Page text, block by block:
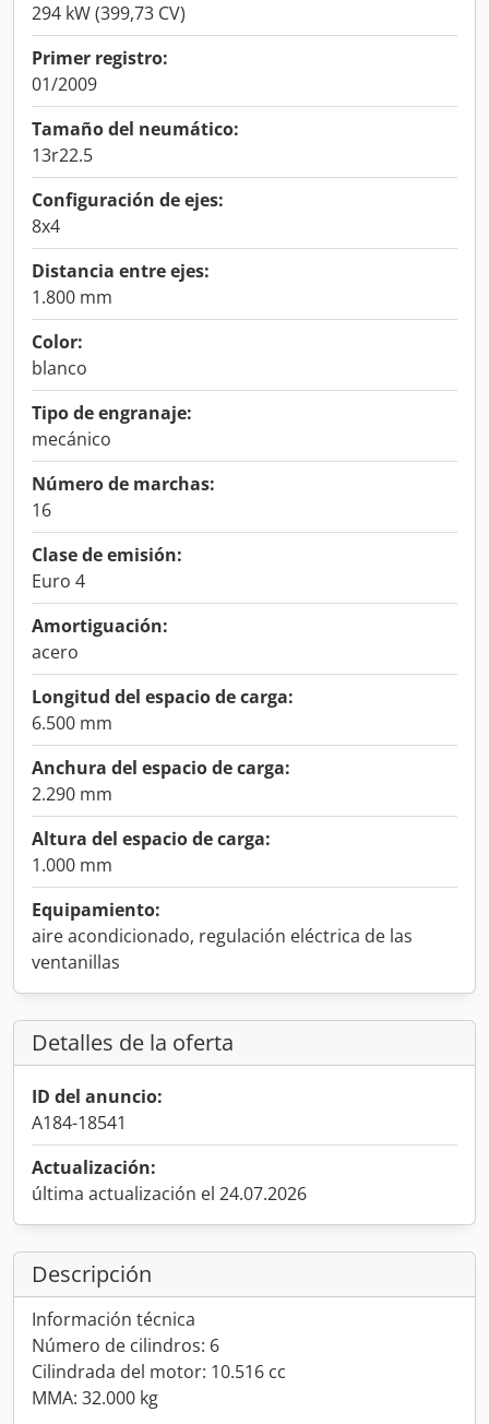
294 kW (399,73 CV)
Primer registro:
01/2009
Tamaño del neumático:
13r22.5
Configuración de ejes:
8x4
Distancia entre ejes:
1.800 mm
Color:
blanco
Tipo de engranaje:
mecánico
Número de marchas:
16
Clase de emisión:
Euro 4
Amortiguación:
acero
Longitud del espacio de carga:
6.500 mm
Anchura del espacio de carga:
2.290 mm
Altura del espacio de carga:
1.000 mm
Equipamiento:
aire acondicionado, regulación eléctrica de las
ventanillas
Detalles de la oferta
ID del anuncio:
A184-18541
Actualización:
última actualización el 24.07.2026
Descripción
Información técnica
Número de cilindros: 6
Cilindrada del motor: 10.516 cc
MMA: 32.000 kg